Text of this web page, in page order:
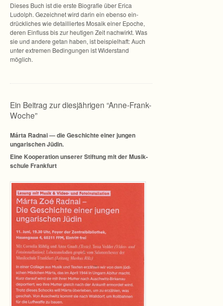
Die­ses Buch ist die erste Bio­gra­fie über Erica
Ludolph. Gezeich­net wird darin ein ebenso ein­
drück­li­ches wie detail­lier­tes Mosaik einer Epo­che,
deren Ein­fluss bis zur heu­ti­gen Zeit nach­wirkt. Was
sie und andere getan haben, ist bei­spiel­haft: Auch
unter extre­men Bedin­gun­gen ist Wider­stand
möglich.
Ein Beitrag zur diesjährigen “Anne-Frank-
Woche”
Márta Rad­nai — die Geschichte einer jun­gen
unga­ri­schen Jüdin.
Eine Koope­ra­tion unse­rer Stif­tung mit der Musik­
schule Frankfurt